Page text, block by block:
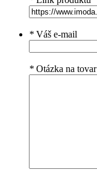
* Váš e-mail
* Otázka na tovar